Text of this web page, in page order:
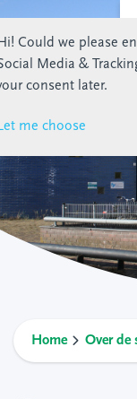
Home Over de
Could we please
Media &
consent later.
me choose